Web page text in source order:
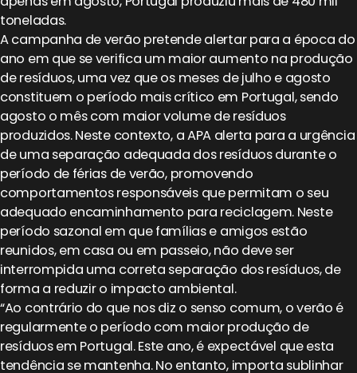
toneladas.
A campanha de verão pretende alertar para a época do
ano em que se verifica um maior aumento na produção
de resíduos, uma vez que os meses de julho e agosto
constituem o período mais crítico em Portugal, sendo
agosto o mês com maior volume de resíduos
produzidos. Neste contexto, a APA alerta para a urgência
de uma separação adequada dos resíduos durante o
período de férias de verão, promovendo
comportamentos responsáveis que permitam o seu
adequado encaminhamento para reciclagem. Neste
período sazonal em que famílias e amigos estão
reunidos, em casa ou em passeio, não deve ser
interrompida uma correta separação dos resíduos, de
forma a reduzir o impacto ambiental.
“Ao contrário do que nos diz o senso comum, o verão é
regularmente o período com maior produção de
resíduos em Portugal. Este ano, é expectável que esta
tendência se mantenha. No entanto, importa sublinhar